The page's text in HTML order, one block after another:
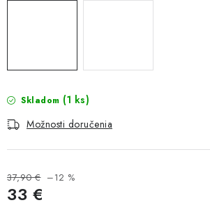
Skladom (1 ks)
Možnosti doručenia
37,90 € –12 %
33 €